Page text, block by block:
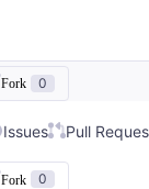
Fork 0
Issues Pull
Fork 0